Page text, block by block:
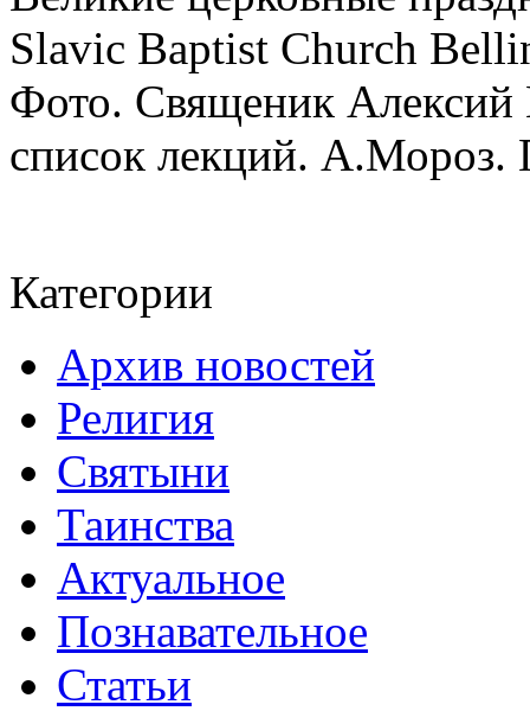
Slavic Baptist Church
Фото. Священик
список лекций. А.Мороз.
Категории
Архив новостей
Религия
Святыни
Таинства
Актуальное
Познавательное
Статьи